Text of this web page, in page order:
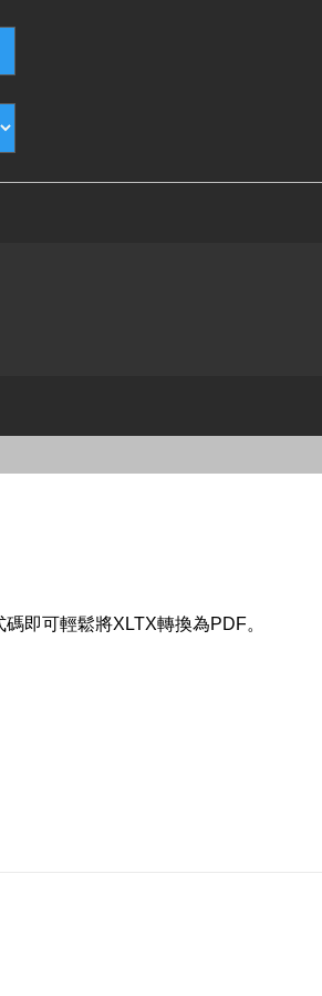
即可輕鬆將XLTX轉換為PDF。